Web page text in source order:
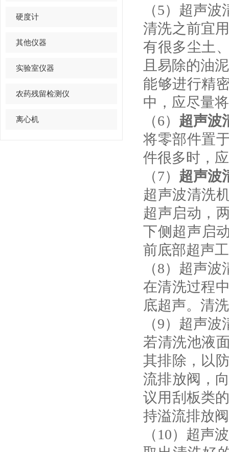
硬度计
其他仪器
实验室仪器
农药残留检测仪
离心机
（5）超声
清洗之前宜
有很多尘土
且易除的油
能够进行精
中，应尽量
（6） 超声波
将零部件置
件很多时，
（7） 超声波
超声波清洗
超声启动，
下侧超声启
前底部超声
（8）超声
在清洗过程
底超声。清
（9）超声
若清洗池液
其排除，以
流排放阀，
议用刮板类
持溢流排放
（10）超声